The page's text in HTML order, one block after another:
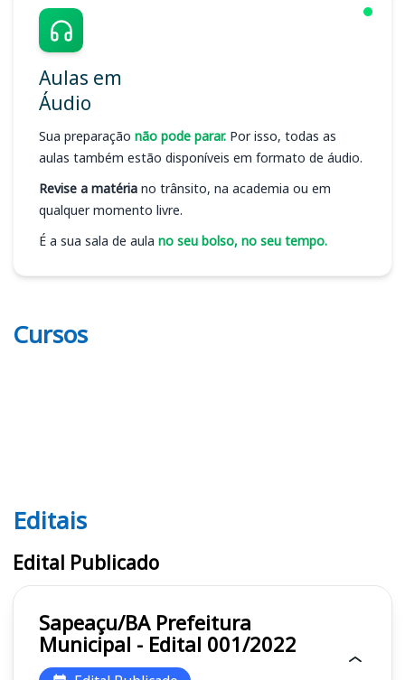
Aulas em
Áudio
Sua preparação não pode parar. Por isso, todas as
aulas também estão disponíveis em formato de áudio.
Revise a matéria no trânsito, na academia ou em
qualquer momento livre.
É a sua sala de aula no seu bolso, no seu tempo.
Cursos
Editais
Editais
Edital Publicado
Sapeaçu/BA Prefeitura
Municipal - Edital 001/2022